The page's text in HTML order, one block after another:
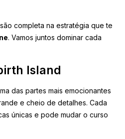
completa na estratégia que te
. Vamos juntos dominar cada
Island
das partes mais emocionantes
e cheio de detalhes. Cada
únicas e pode mudar o curso